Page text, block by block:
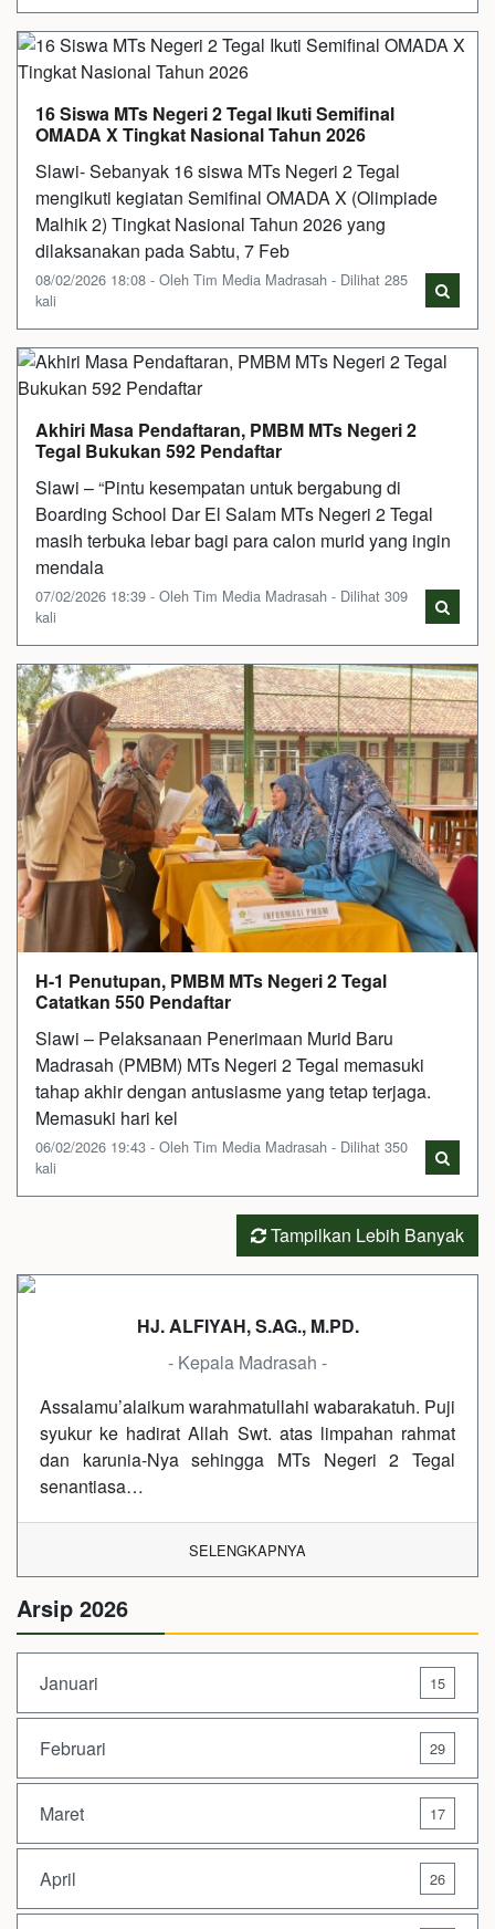
16 Siswa MTs Negeri 2 Tegal Ikuti Semifinal
OMADA X Tingkat Nasional Tahun 2026
Slawi- Sebanyak 16 siswa MTs Negeri 2 Tegal
mengikuti kegiatan Semifinal OMADA X (Olimpiade
Malhik 2) Tingkat Nasional Tahun 2026 yang
dilaksanakan pada Sabtu, 7 Feb
08/02/2026 18:08 - Oleh Tim Media Madrasah - Dilihat 285
kali
Akhiri Masa Pendaftaran, PMBM MTs Negeri 2
Tegal Bukukan 592 Pendaftar
Slawi – “Pintu kesempatan untuk bergabung di
Boarding School Dar El Salam MTs Negeri 2 Tegal
masih terbuka lebar bagi para calon murid yang ingin
mendala
07/02/2026 18:39 - Oleh Tim Media Madrasah - Dilihat 309
kali
H-1 Penutupan, PMBM MTs Negeri 2 Tegal
Catatkan 550 Pendaftar
​​Slawi – Pelaksanaan Penerimaan Murid Baru
Madrasah (PMBM) MTs Negeri 2 Tegal memasuki
tahap akhir dengan antusiasme yang tetap terjaga.
Memasuki hari kel
06/02/2026 19:43 - Oleh Tim Media Madrasah - Dilihat 350
kali
Tampilkan Lebih Banyak
HJ. ALFIYAH, S.AG., M.PD.
- Kepala Madrasah -
Assalamu’alaikum warahmatullahi wabarakatuh. Puji
syukur ke hadirat Allah Swt. atas limpahan rahmat
dan karunia-Nya sehingga MTs Negeri 2 Tegal
senantiasa…
SELENGKAPNYA
Arsip 2026
Januari 15
Februari 29
Maret 17
April 26